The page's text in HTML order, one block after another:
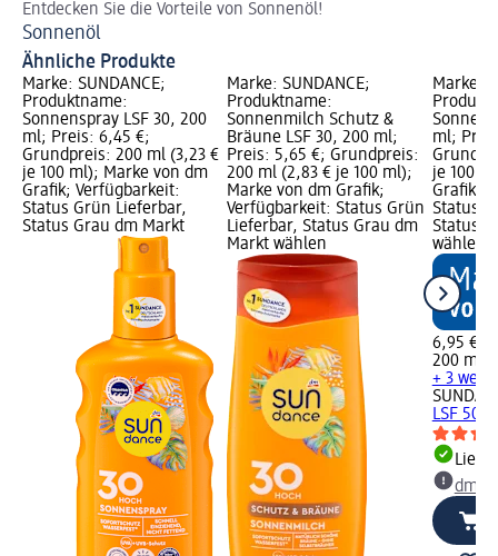
Entdecken Sie die Vorteile von Sonnenöl!
Sonnenöl
Ähnliche Produkte
Marke: SUNDANCE;
Produktname:
Sonnenspray LSF 30, 200
ml; Preis: 6,45 €;
Grundpreis: 200 ml (3,23 €
je 100 ml); Marke von dm
Grafik; Verfügbarkeit:
Status Grün Lieferbar,
Status Grau dm Markt
Marke: SUNDANCE;
Produktname:
Sonnenmilch Schutz &
Bräune LSF 30, 200 ml;
Preis: 5,65 €; Grundpreis:
200 ml (2,83 € je 100 ml);
Marke von dm Grafik;
Verfügbarkeit: Status Grün
Lieferbar, Status Grau dm
Markt wählen
Marke:
ml;
je 100
Grafik;
Status
Status
wählen
6,95 €
200 ml
+ 3
LSF
dm